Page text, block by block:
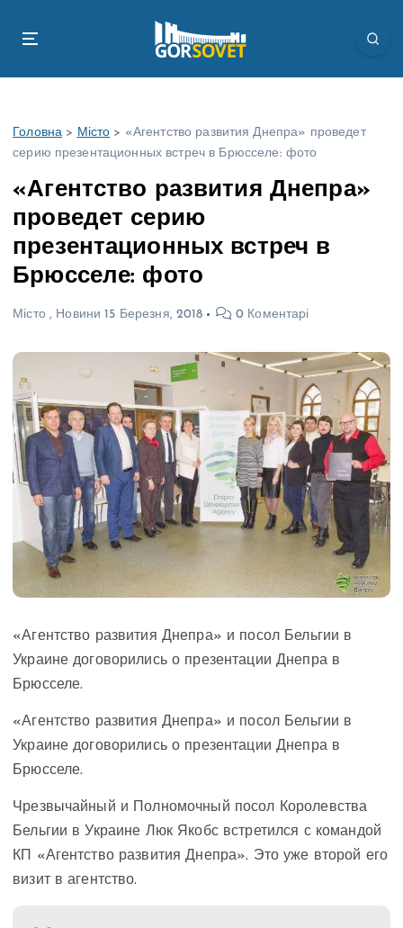
Головна > Місто > «Агентство развития Днепра» проведет
серию презентационных встреч в Брюсселе: фото
«Агентство развития Днепра»
проведет серию
презентационных встреч в
Брюсселе: фото
Місто, Новини 15 Березня, 2018 0 Коментарі
«Агентство развития Днепра» и посол Бельгии в
Украине договорились о презентации Днепра в
Брюсселе.
«Агентство развития Днепра» и посол Бельгии в
Украине договорились о презентации Днепра в
Брюсселе.
Чрезвычайный и Полномочный посол Королевства
Бельгии в Украине Люк Якобс встретился с командой
КП «Агентство развития Днепра». Это уже второй его
визит в агентство.